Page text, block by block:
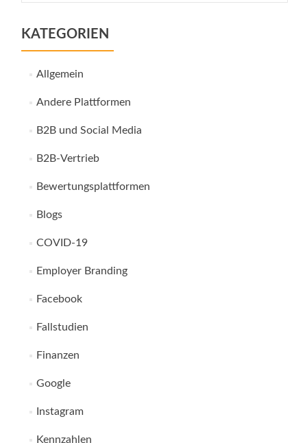
KATEGORIEN
Allgemein
Andere Plattformen
B2B und Social Media
B2B-Vertrieb
Bewertungsplattformen
Blogs
COVID-19
Employer Branding
Facebook
Fallstudien
Finanzen
Google
Instagram
Kennzahlen